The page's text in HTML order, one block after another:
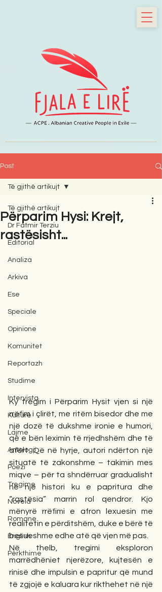
Post
Të gjithë artikujt
Dr Fatmir Terziu
Editorial
Analiza
Arkiva
Ese
Speciale
Opinione
Komunitet
Reportazh
Studime
Intervista
Kulturë
Lajme
Antologji
Poezi
Tregime
Novela
Romane
English
Përkthime
Të gjithë artikujt
Përparim Hysi: Krejt,
rastësisht...
Ky tregim i Përparim Hysit vjen si një
rrëfim i çlirët, me ritëm bisedor dhe me
një dozë të dukshme ironie e humori,
që e bën leximin të rrjedhshëm dhe të
afërt. Që në hyrje, autori ndërton një
situatë të zakonshme – takimin mes
miqve – për ta shndërruar gradualisht
në një histori ku e papritura dhe
“rastësia” marrin rol qendror. Kjo
mënyrë rrëfimi e afron lexuesin me
realitetin e përditshëm, duke e bërë të
besueshme edhe atë që vjen më pas.
Në thelb, tregimi eksploron
marrëdhëniet njerëzore, kujtesën e
rinisë dhe impulsin e papritur që mund
të zgjojë e kaluara kur rikthehet në një